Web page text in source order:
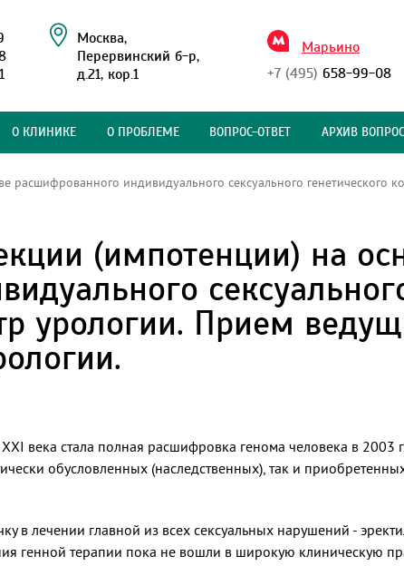
Москва,
Перервинский б-р,
д.21, кор.1
Марьино
+7 (495) 658-99-08
О КЛИНИКЕ О ПРОБЛЕМЕ ВОПРОС-ОТВЕТ АРХИВ
индивидуального сексуального генетического
(импотенции) на
урологии. Прием
века стала полная расшифровка генома человека в 2003
обусловленных (наследственных), так и
в лечении главной из всех сексуальных нарушений -
генной терапии пока не вошли в широкую клиническую